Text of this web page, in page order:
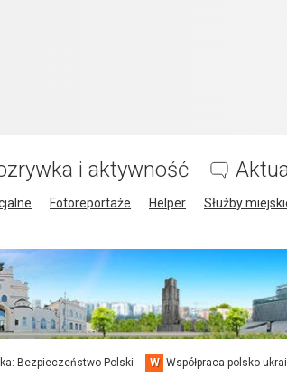
i aktywność
Fotoreportaże Helper Służby
Bezpieczeństwo Polski W Współpraca polsko-